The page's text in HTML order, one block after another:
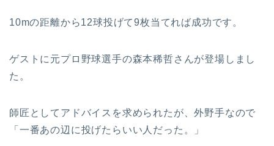
10mの距離から12球投げて9枚当てれば成功です。
ゲストに元プロ野球選手の森本稀哲さんが登場しまし
た。
師匠としてアドバイスを求められたが、外野手なので
「一番あの辺に投げたらいい人だった。」